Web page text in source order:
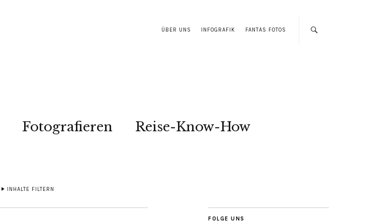
ÜBER UNS INFOGRAFIK FANTAS FOTOS
Fotografieren Reise-Know-How
INHALTE FILTERN
FOLGE UNS